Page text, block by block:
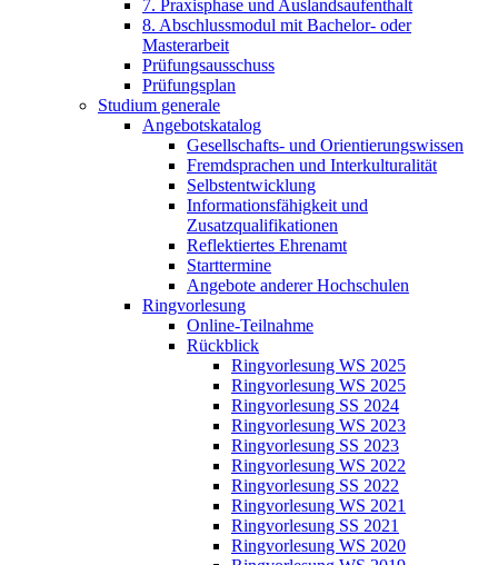
7. Praxisphase und Auslandsaufenthalt
8. Abschlussmodul mit Bachelor- oder
Masterarbeit
Prüfungsausschuss
Prüfungsplan
Studium generale
Angebotskatalog
Gesellschafts- und Orientierungswissen
Fremdsprachen und Interkulturalität
Selbstentwicklung
Informationsfähigkeit und
Zusatzqualifikationen
Reflektiertes Ehrenamt
Starttermine
Angebote anderer Hochschulen
Ringvorlesung
Online-Teilnahme
Rückblick
Ringvorlesung WS 2025
Ringvorlesung WS 2025
Ringvorlesung SS 2024
Ringvorlesung WS 2023
Ringvorlesung SS 2023
Ringvorlesung WS 2022
Ringvorlesung SS 2022
Ringvorlesung WS 2021
Ringvorlesung SS 2021
Ringvorlesung WS 2020